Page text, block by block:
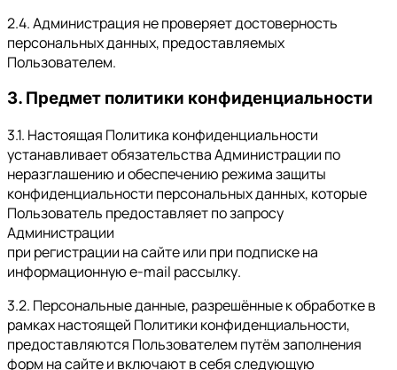
2.4. Администрация не проверяет достоверность
персональных данных, предоставляемых
Пользователем.
3. Предмет политики конфиденциальности
3.1. Настоящая Политика конфиденциальности
устанавливает обязательства Администрации по
неразглашению и обеспечению режима защиты
конфиденциальности персональных данных, которые
Пользователь предоставляет по запросу
Администрации
при регистрации на сайте или при подписке на
информационную e-mail рассылку.
3.2. Персональные данные, разрешённые к обработке в
рамках настоящей Политики конфиденциальности,
предоставляются Пользователем путём заполнения
форм на сайте и включают в себя следующую